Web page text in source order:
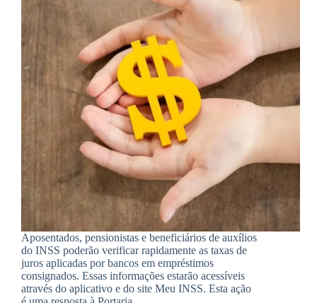
Aposentados, pensionistas e beneficiários de auxílios
do INSS poderão verificar rapidamente as taxas de
juros aplicadas por bancos em empréstimos
consignados. Essas informações estarão acessíveis
através do aplicativo e do site Meu INSS. Esta ação